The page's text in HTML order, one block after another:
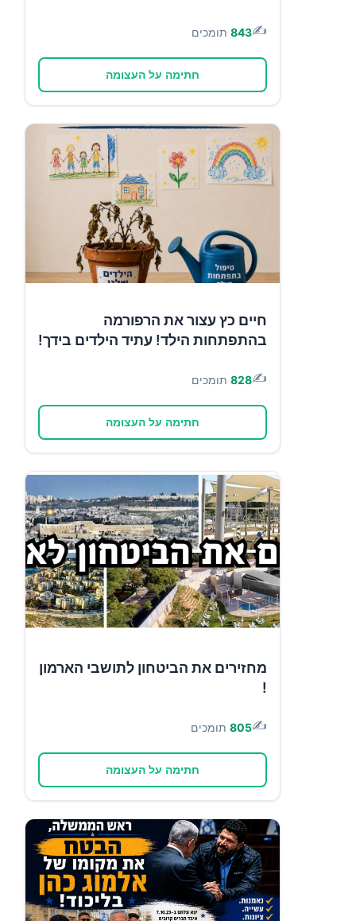
✍️
843 תומכים
חתימה על העצומה
חיים כץ עצור את הרפורמה
בהתפתחות הילד! עתיד הילדים בידך!
✍️
828 תומכים
חתימה על העצומה
מחזירים את הביטחון לתושבי הארמון
!
✍️
805 תומכים
חתימה על העצומה